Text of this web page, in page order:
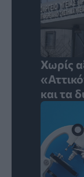
Χωρίς
και τα